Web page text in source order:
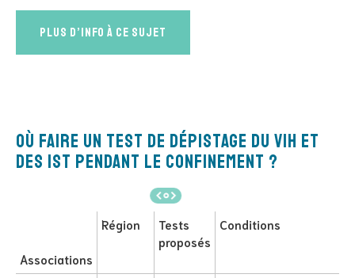
Plus d’info à ce sujet
Où faire un test de dépistage du VIH et
des IST pendant le confinement ?
Associations
Région
Tests
proposés
Conditions